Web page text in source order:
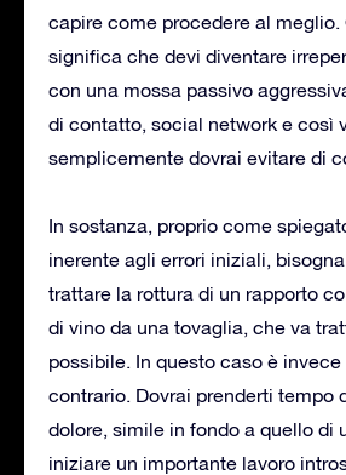
capire come procedere al meglio.
significa che devi diventare
con una mossa passivo
di contatto, social network e così
semplicemente dovrai evitare di
In sostanza, proprio come
inerente agli errori iniziali,
trattare la rottura di un rapporto
di vino da una tovaglia, che va
possibile. In questo caso è invece
contrario. Dovrai prenderti tempo
dolore, simile in fondo a quello di
iniziare un importante lavoro